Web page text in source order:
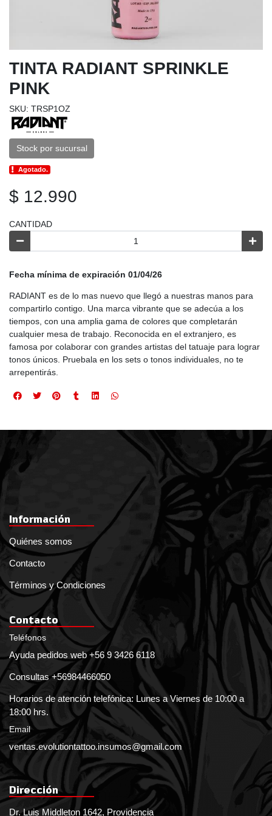
TINTA RADIANT SPRINKLE
PINK
SKU: TRSP1OZ
Stock por sucursal
Agotado.
$ 12.990
CANTIDAD
Fecha mínima de expiración 01/04/26
RADIANT es de lo mas nuevo que llegó a nuestras manos para
compartirlo contigo. Una marca vibrante que se adecúa a los
tiempos, con una amplia gama de colores que completarán
cualquier mesa de trabajo. Reconocida en el extranjero, es
famosa por colaborar con grandes artistas del tatuaje para lograr
tonos únicos. Pruebala en los sets o tonos individuales, no te
arrepentirás.
Información
Quiénes somos
Contacto
Términos y Condiciones
Contacto
Teléfonos
Ayuda pedidos web +56 9 3426 6118
Consultas +56984466050
Horarios de atención telefónica: Lunes a Viernes de 10:00 a
18:00 hrs.
Email
ventas.evolutiontattoo.insumos@gmail.com
Dirección
Dr. Luis Middleton 1642, Providencia